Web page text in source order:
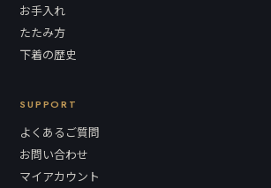
お手入れ
たたみ方
下着の歴史
SUPPORT
よくあるご質問
お問い合わせ
マイアカウント